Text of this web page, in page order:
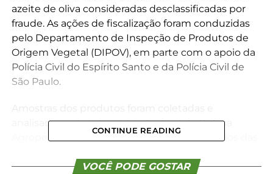
azeite de oliva consideradas desclassificadas por
fraude. As ações de fiscalização foram conduzidas
pelo Departamento de Inspeção de Produtos de
Origem Vegetal (DIPOV), em parte com o apoio da
Polícia Civil do Espírito Santo e da Polícia Civil de
São Paulo.
analisadas pelo Laboratório Federal de Defesa
Agropecuária (LFDA). Com base nos resultados das
considerados impróprios para o consumo, e teve
CONTINUE READING
VOCÊ PODE GOSTAR